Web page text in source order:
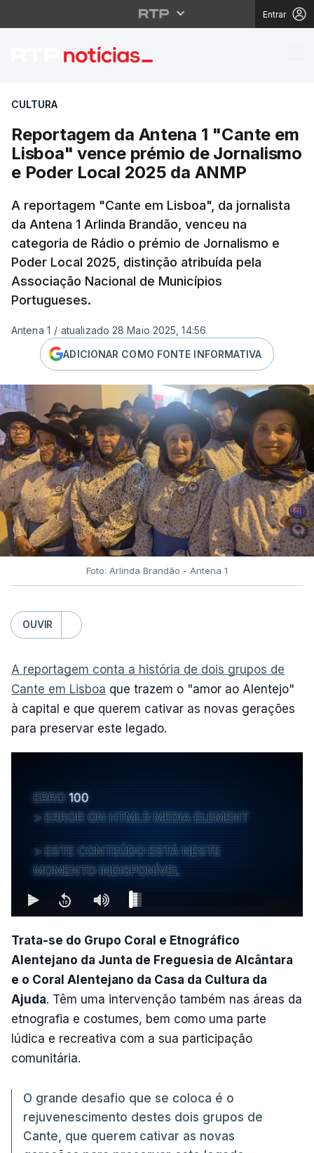
Entrar
Reportagem da
CULTURA
Reportagem da Antena 1 "Cante em
Lisboa" vence prémio de Jornalismo
e Poder Local 2025 da ANMP
A reportagem "Cante em Lisboa", da jornalista
da Antena 1 Arlinda Brandão, venceu na
categoria de Rádio o prémio de Jornalismo e
Poder Local 2025, distinção atribuída pela
Associação Nacional de Municípios
Portugueses.
Antena 1 / atualizado 28 Maio 2025, 14:56
ADICIONAR COMO FONTE INFORMATIVA
Foto: Arlinda Brandão - Antena 1
OUVIR
A reportagem conta a história de dois grupos de
Cante em Lisboa que trazem o "amor ao Alentejo"
à capital e que querem cativar as novas gerações
para preservar este legado.
ERRO 100
ERROR ON HTML5 MEDIA ELEMENT
ESTE CONTEÚDO ESTÁ NESTE
MOMENTO INDISPONÍVEL
Trata-se do Grupo Coral e Etnográfico
Alentejano da Junta de Freguesia de Alcântara
e o Coral Alentejano da Casa da Cultura da
Ajuda. Têm uma intervenção também nas áreas da
etnografia e costumes, bem como uma parte
lúdica e recreativa com a sua participação
comunitária.
O grande desafio que se coloca é o
rejuvenescimento destes dois grupos de
Cante, que querem cativar as novas